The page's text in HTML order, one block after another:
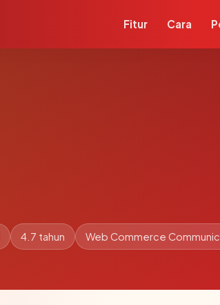
Fitur Cara
4.7 tahun Web Commerce